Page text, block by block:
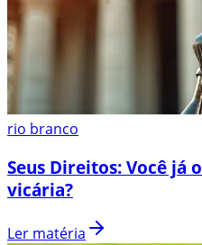
rio branco
Seus Direitos: Você já
vicária?
Ler matéria